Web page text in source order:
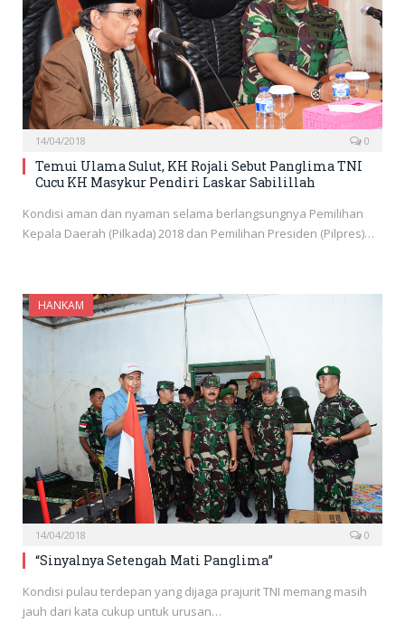
14/04/2018 0
Temui Ulama Sulut, KH Rojali Sebut Panglima TNI
Cucu KH Masykur Pendiri Laskar Sabilillah
Kondisi aman dan nyaman selama berlangsungnya Pemilihan
Kepala Daerah (Pilkada) 2018 dan Pemilihan Presiden (Pilpres)…
HANKAM
14/04/2018 0
“Sinyalnya Setengah Mati Panglima”
Kondisi pulau terdepan yang dijaga prajurit TNI memang masih
jauh dari kata cukup untuk urusan…